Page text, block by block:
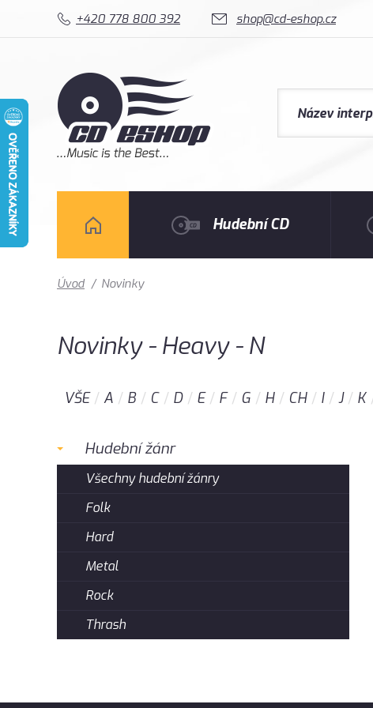
+420 778 800 392 shop@cd-eshop.cz
Hudební CD
Úvod / Novinky
Novinky - Heavy - N
VŠE A B C D E F G H CH I J K
Hudební žánr
Všechny hudební žánry
Folk
Hard
Metal
Rock
Thrash